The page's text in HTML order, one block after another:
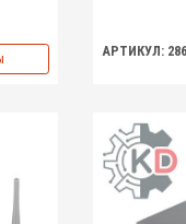
АРТИКУЛ: